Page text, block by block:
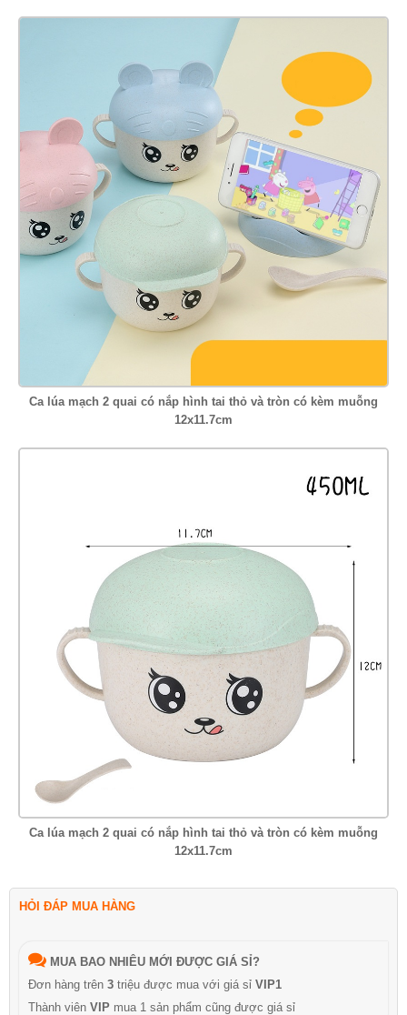
Ca lúa mạch 2 quai có nắp hình tai thỏ và tròn có kèm muỗng
12x11.7cm
Ca lúa mạch 2 quai có nắp hình tai thỏ và tròn có kèm muỗng
12x11.7cm
HỎI ĐÁP MUA HÀNG
MUA BAO NHIÊU MỚI ĐƯỢC GIÁ SỈ?
Đơn hàng trên 3 triệu được mua với giá sỉ VIP1
Thành viên VIP mua 1 sản phẩm cũng được giá sỉ